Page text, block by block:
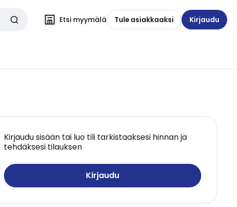
Etsi myymälä Tule asiakkaaksi Kirjaudu
Kirjaudu sisään tai luo tili tarkistaaksesi hinnan ja
tehdäksesi tilauksen
Kirjaudu